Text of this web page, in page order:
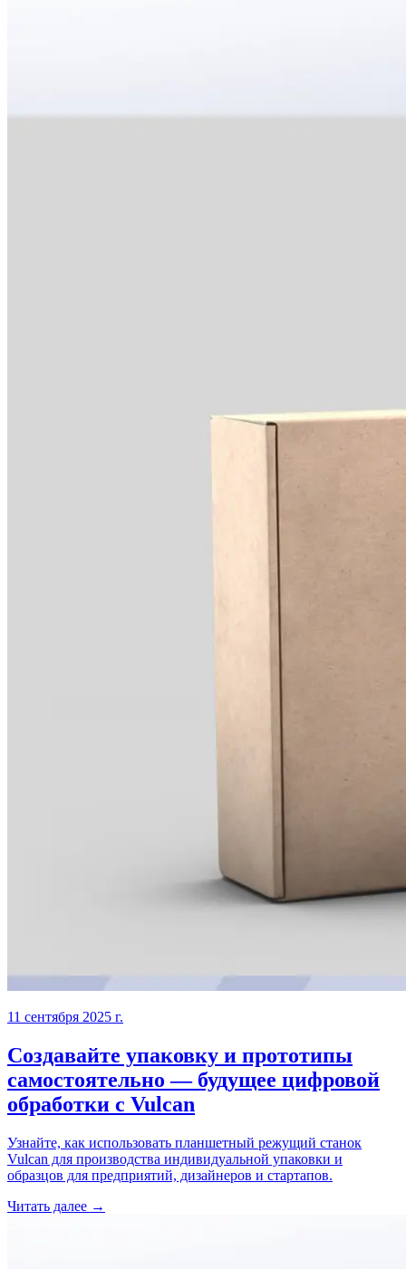
11 сентября 2025 г.
Создавайте упаковку и прототипы
самостоятельно — будущее цифровой
обработки с Vulcan
Узнайте, как использовать планшетный режущий станок
Vulcan для производства индивидуальной упаковки и
образцов для предприятий, дизайнеров и стартапов.
Читать далее →